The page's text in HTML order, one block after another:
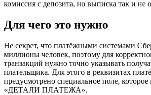
комиссия с депозита, но выписка так и не
Для чего это нужно
Не секрет, что платёжными системами
миллионы человек, поэтому для
транзакций нужно точно указывать
плательщика. Для этого в реквизитах
предусмотрено специальное поле, которое
«ДЕТАЛИ ПЛАТЕЖА».